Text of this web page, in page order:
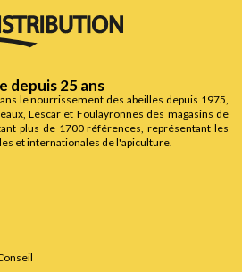
depuis 25 ans
le nourrissement des abeilles depuis 1975,
Lescar et Foulayronnes des magasins de
plus de 1700 références, représentant les
et internationales de l'apiculture.